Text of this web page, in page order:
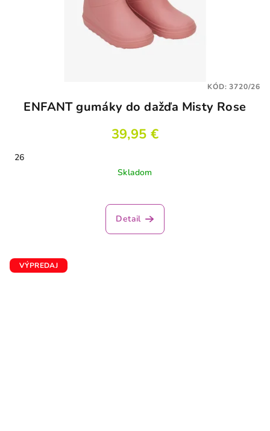
ENFANT gumáky do dažďa Misty Rose
39,95 €
26
Skladom
Detail
KÓD:3720/26
VÝPREDAJ